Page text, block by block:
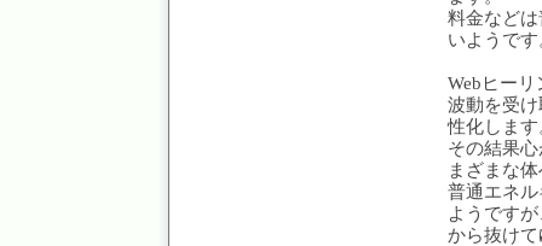
料金など
いようです
Webヒー
波動を受
性化します
その結果
まざまな
普通エネ
ようです
から抜け